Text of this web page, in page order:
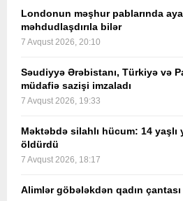
Londonun məşhur pablarında
məhdudlaşdırıla bilər
7 Avqust 2026, 20:10
Səudiyyə Ərəbistanı, Türkiyə və
müdafiə sazişi imzaladı
7 Avqust 2026, 19:33
Məktəbdə silahlı hücum: 14 yaşlı
öldürdü
7 Avqust 2026, 18:17
Alimlər göbələkdən qadın çantası